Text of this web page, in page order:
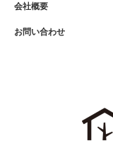
会社概要
お問い合わせ